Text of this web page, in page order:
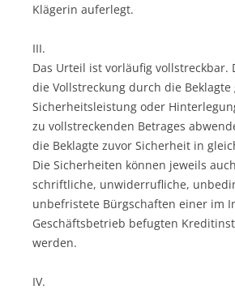
Klägerin auferlegt.
III.
Das Urteil ist vorläufig vollstreckbar.
die Vollstreckung durch die Beklagte
Sicherheitsleistung oder
zu vollstreckenden Betrages
die Beklagte zuvor Sicherheit in
Die Sicherheiten können jeweils
schriftliche, unwiderrufliche,
unbefristete Bürgschaften einer im
Geschäftsbetrieb befugten
werden.
IV.